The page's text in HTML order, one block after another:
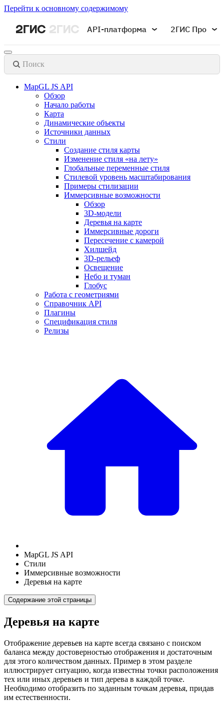
Перейти к основному содержимому
API-платформа 2ГИС Про
Поиск
MapGL JS API
Обзор
Начало работы
Карта
Динамические объекты
Источники данных
Стили
Создание стиля карты
Изменение стиля «на лету»
Глобальные переменные стиля
Стилевой уровень масштабирования
Примеры стилизации
Иммерсивные возможности
Обзор
3D-модели
Деревья на карте
Иммерсивные дороги
Пересечение с камерой
Хилшейд
3D-рельеф
Освещение
Небо и туман
Глобус
Работа с геометриями
Справочник API
Плагины
Спецификация стиля
Релизы
MapGL JS API
Стили
Иммерсивные возможности
Деревья на карте
Содержание этой страницы
Деревья на карте
Отображение деревьев на карте всегда связано с поиском
баланса между достоверностью отображения и достаточным
для этого количеством данных. Пример в этом разделе
иллюстрирует ситуацию, когда известны точки расположения
тех или иных деревьев и тип дерева в каждой точке.
Необходимо отобразить по заданным точкам деревья, придав
им естественности.